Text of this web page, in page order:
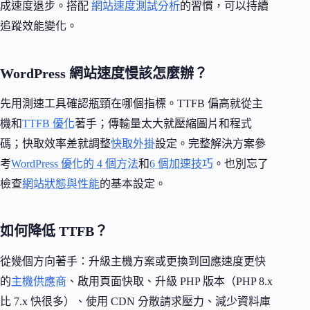
成速度退步。搭配 網站速度測試分析的習慣，可以持續
追蹤效能變化。
WordPress 網站速度慢該怎麼辦？
先用測速工具確認瓶頸在哪個指標。TTFB 偏高就從主
機和TTFB 優化著手；傳輸量太大就壓縮圖片和程式
碼；快取效率差就調整快取外掛設定。完整解決方案參
考WordPress 優化的 4 個方法和6 個加速技巧 。也別忘了
檢查網站狀態與性能的基本設定。
如何降低 TTFB？
從幾個方向著手：升級主機方案或更換到回應速度更快
的主機供應商 、啟用頁面快取、升級 PHP 版本（PHP 8.x
比 7.x 快很多）、使用 CDN 分散請求壓力、減少資料庫